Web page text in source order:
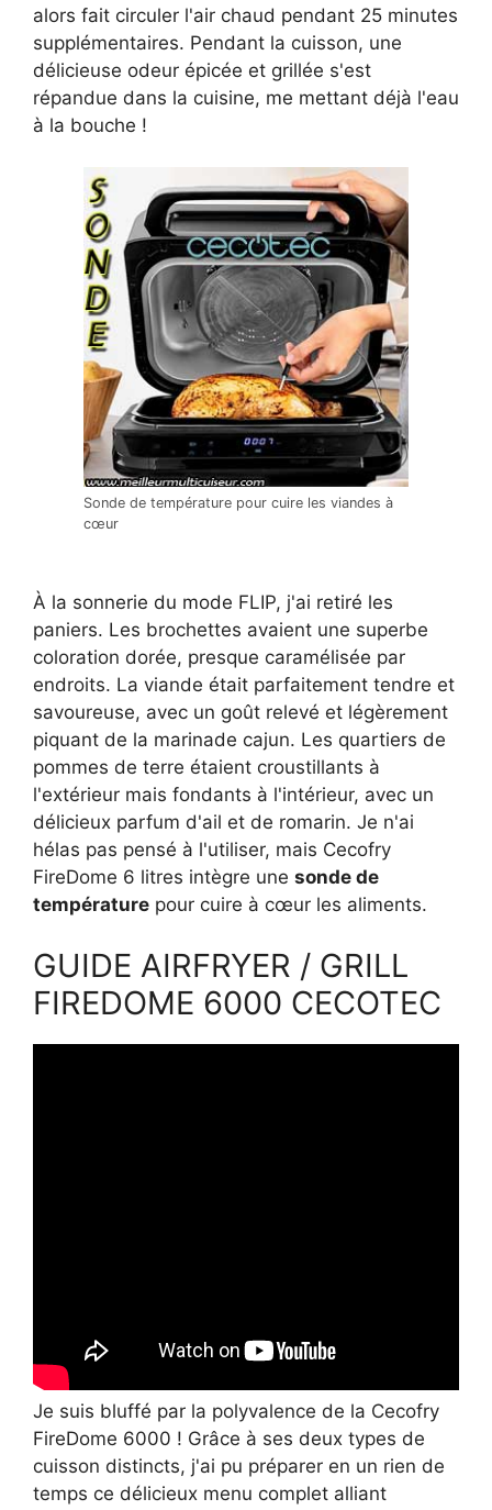
alors fait circuler l'air chaud pendant 25 minutes
supplémentaires. Pendant la cuisson, une
délicieuse odeur épicée et grillée s'est
répandue dans la cuisine, me mettant déjà l'eau
à la bouche !
Sonde de température pour cuire les viandes à
cœur
À la sonnerie du mode FLIP, j'ai retiré les
paniers. Les brochettes avaient une superbe
coloration dorée, presque caramélisée par
endroits. La viande était parfaitement tendre et
savoureuse, avec un goût relevé et légèrement
piquant de la marinade cajun. Les quartiers de
pommes de terre étaient croustillants à
l'extérieur mais fondants à l'intérieur, avec un
délicieux parfum d'ail et de romarin. Je n'ai
hélas pas pensé à l'utiliser, mais Cecofry
FireDome 6 litres intègre une sonde de
température pour cuire à cœur les aliments.
GUIDE AIRFRYER / GRILL
FIREDOME 6000 CECOTEC
Je suis bluffé par la polyvalence de la Cecofry
FireDome 6000 ! Grâce à ses deux types de
cuisson distincts, j'ai pu préparer en un rien de
temps ce délicieux menu complet alliant